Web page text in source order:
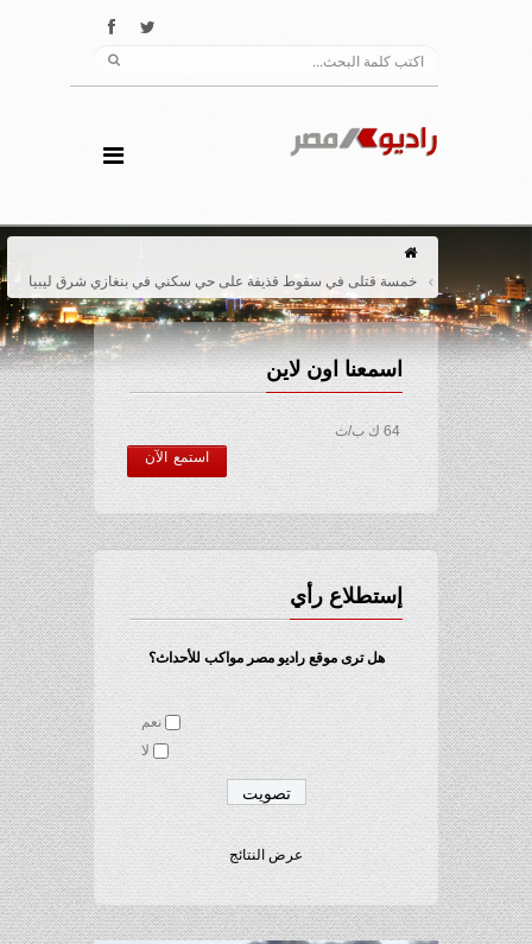
خمسة قتلى في سقوط قذيفة على حي سكني في بنغازي شرق ليبيا
اسمعنا اون لاين
64 ك ب/ث
استمع الآن
إستطلاع رأي
هل ترى موقع راديو مصر مواكب للأحداث؟
نعم
لا
عرض النتائج